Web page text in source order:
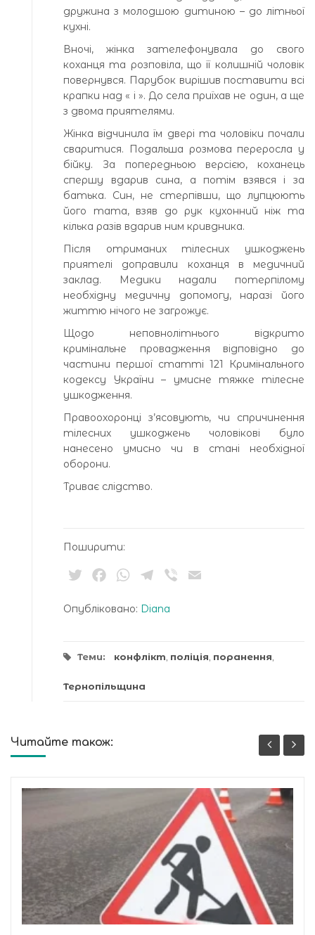
дружина з молодшою дитиною – до літньої
кухні.
Вночі, жінка зателефонувала до свого
коханця та розповіла, що її колишній чоловік
повернувся. Парубок вирішив поставити всі
крапки над « і ». До села приїхав не один, а ще
з двома приятелями.
Жінка відчинила їм двері та чоловіки почали
сваритися. Подальша розмова переросла у
бійку. За попередньою версією, коханець
спершу вдарив сина, а потім взявся і за
батька. Син, не стерпівши, що лупцюють
його тата, взяв до рук кухонний ніж та
кілька разів вдарив ним кривдника.
Після отриманих тілесних ушкоджень
приятелі доправили коханця в медичний
заклад. Медики надали потерпілому
необхідну медичну допомогу, наразі його
життю нічого не загрожує.
Щодо неповнолітнього відкрито
кримінальне провадження відповідно до
частини першої статті 121 Кримінального
кодексу України – умисне тяжке тілесне
ушкодження.
Правоохоронці з’ясовують, чи спричинення
тілесних ушкоджень чоловікові було
нанесено умисно чи в стані необхідної
оборони.
Триває слідство.
Поширити:
TwitterFacebookWhatsApp
Telegram
Viber
Опубліковано: Diana
Теми: конфлікт, поліція, поранення,
Тернопільщина
Читайте також: